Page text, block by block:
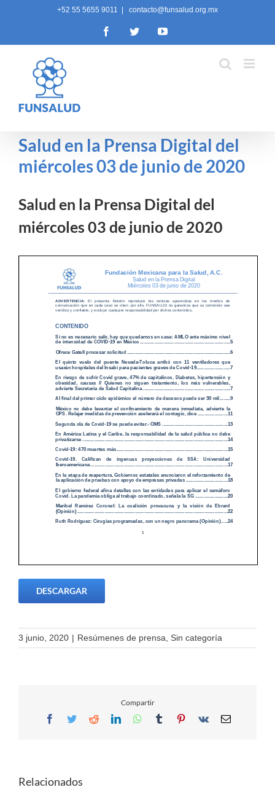
+52 55 5655 9011 contacto@funsalud.org.mx
FacebookTwitterYouTube
Salud en la Prensa Digital del
miércoles 03 de junio de 2020
Salud en la Prensa Digital del
miércoles 03 de junio de 2020
DESCARGAR
3 junio, 2020 | Resúmenes de prensa, Sin categoría
Compartir
Facebook
TwitterRedditLinkedInWhatsApp
TumblrPinterest
Vk Email
Relacionados